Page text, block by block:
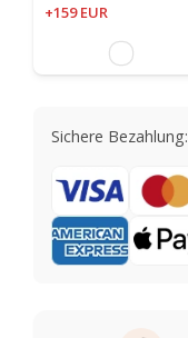
+159 EUR
Sichere Bezahlung: